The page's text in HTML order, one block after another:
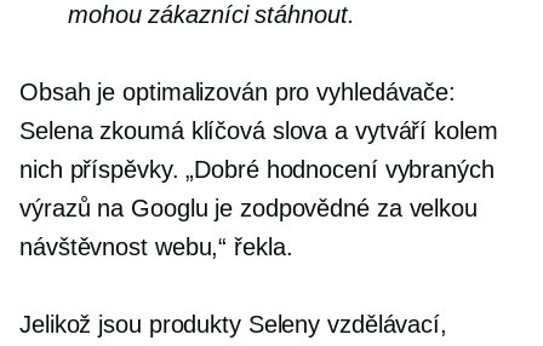
mohou zákazníci stáhnout.
Obsah je optimalizován pro vyhledávače:
Selena zkoumá klíčová slova a vytváří kolem
nich příspěvky. „Dobré hodnocení vybraných
výrazů na Googlu je zodpovědné za velkou
návštěvnost webu,“ řekla.
Jelikož jsou produkty Seleny vzdělávací,